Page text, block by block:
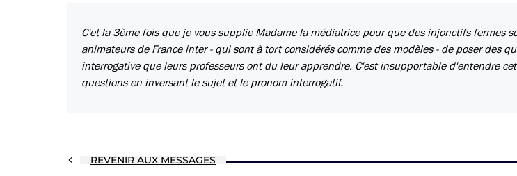
C'et la 3ème fois que je vous supplie Madame la médiatrice pour que des injonctifs fermes
animateurs de France inter - qui sont à tort considérés comme des modèles - de poser des
interrogative que leurs professeurs ont du leur apprendre. C'est insupportable d'entendre
questions en inversant le sujet et le pronom interrogatif.
REVENIR AUX MESSAGES